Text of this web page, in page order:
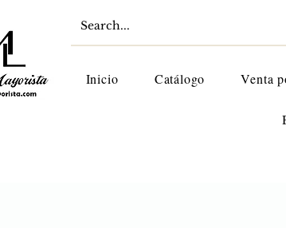
Inicio Catálogo Venta